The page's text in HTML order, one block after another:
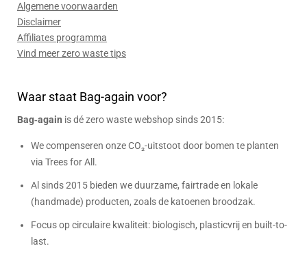
Algemene voorwaarden
Disclaimer
Affiliates programma
Vind meer zero waste tips
Waar staat Bag-again voor?
Bag‑again is dé zero waste webshop sinds 2015:
We compenseren onze CO₂-uitstoot door bomen te planten
via Trees for All.
Al sinds 2015 bieden we duurzame, fairtrade en lokale
(handmade) producten, zoals de katoenen broodzak.
Focus op circulaire kwaliteit: biologisch, plasticvrij en built-to-
last.